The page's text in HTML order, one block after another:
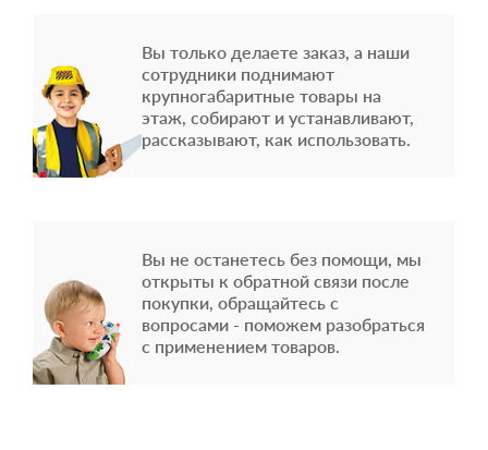
Вы только делаете заказ, а наши
сотрудники поднимают
крупногабаритные товары на
этаж, собирают и устанавливают,
рассказывают, как использовать.
Вы не останетесь без помощи, мы
открыты к обратной связи после
покупки, обращайтесь с
вопросами - поможем разобраться
с применением товаров.